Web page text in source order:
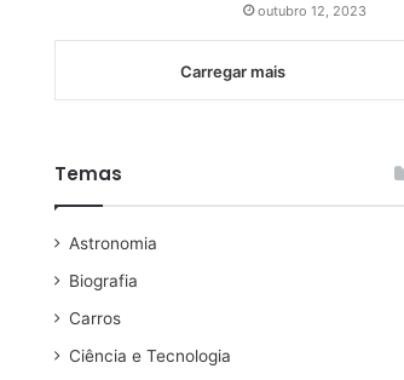
outubro 12, 2023
Carregar mais
Temas
Astronomia
Biografia
Carros
Ciência e Tecnologia